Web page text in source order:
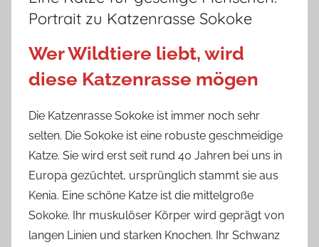
Portrait zu Katzenrasse Sokoke
Wer Wildtiere liebt, wird
diese Katzenrasse mögen
Die Katzenrasse Sokoke ist immer noch sehr
selten. Die Sokoke ist eine robuste geschmeidige
Katze. Sie wird erst seit rund 40 Jahren bei uns in
Europa gezüchtet, ursprünglich stammt sie aus
Kenia. Eine schöne Katze ist die mittelgroße
Sokoke. Ihr muskulöser Körper wird geprägt von
langen Linien und starken Knochen. Ihr Schwanz